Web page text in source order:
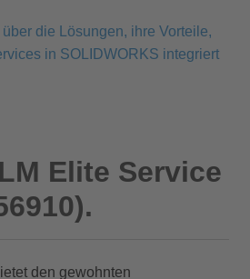
die Lösungen, ihre Vorteile,
in SOLIDWORKS integriert
Elite Service
den gewohnten